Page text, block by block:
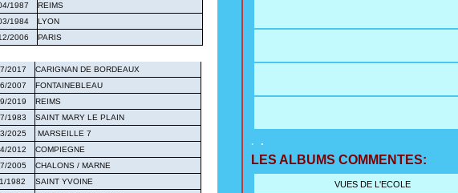
1987
REIMS
1984
LYON
2006 PARIS
2017
CARIGNAN DE BORDEAUX
2007
FONTAINEBLEAU
2019
REIMS
1983
SAINT MARY LE PLAIN
2025
MARSEILLE 7
2012
COMPIEGNE
2005
CHALONS / MARNE
1982
SAINT YVOINE
. .
LES ALBUMS COMMENTES:
VUES DE L'ECOLE